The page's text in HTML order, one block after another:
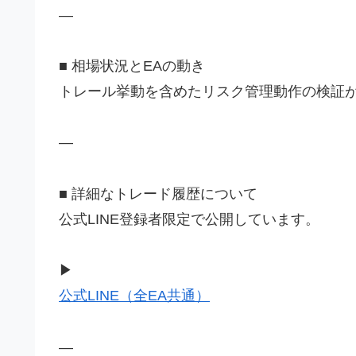
—
■ 相場状況とEAの動き
トレール挙動を含めたリスク管理動作の検証
—
■ 詳細なトレード履歴について
公式LINE登録者限定で公開しています。
▶
公式LINE（全EA共通）
—